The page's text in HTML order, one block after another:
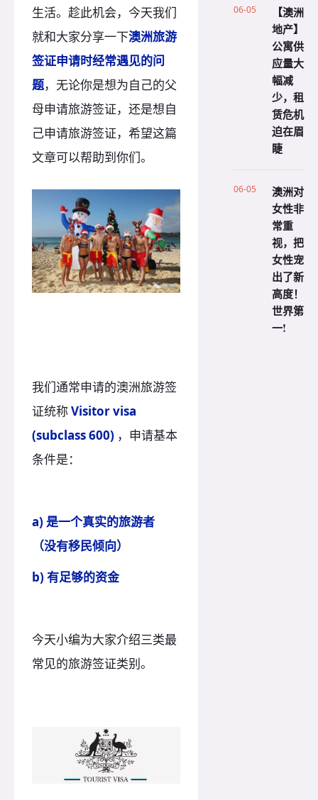
生活。趁此机会，今天我们
就和大家分享一下澳洲旅游
签证申请时经常遇见的问
题，无论你是想为自己的父
母申请旅游签证，还是想自
己申请旅游签证，希望这篇
文章可以帮助到你们。
我们通常申请的澳洲旅游签
证统称 Visitor visa
(subclass 600) ，申请基本
条件是：
a) 是一个真实的旅游者
（没有移民倾向）
b) 有足够的资金
今天小编为大家介绍三类最
常见的旅游签证类别。
06-05
【澳洲
地产】
公寓供
应量大
幅减
少，租
赁危机
迫在眉
睫
06-05
澳洲对
女性非
常重
视，把
女性宠
出了新
高度！
世界第
一!